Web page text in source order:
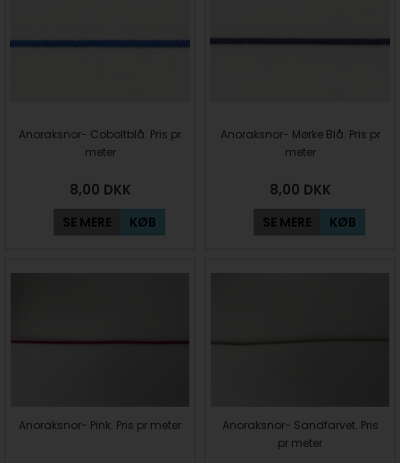
Anoraksnor- Coboltblå. Pris pr
meter
8,00 DKK
SE MERE KØB
Anoraksnor- Mørke Blå. Pris pr
meter
8,00 DKK
SE MERE KØB
Anoraksnor- Pink. Pris pr meter
Anoraksnor- Sandfarvet. Pris
pr meter